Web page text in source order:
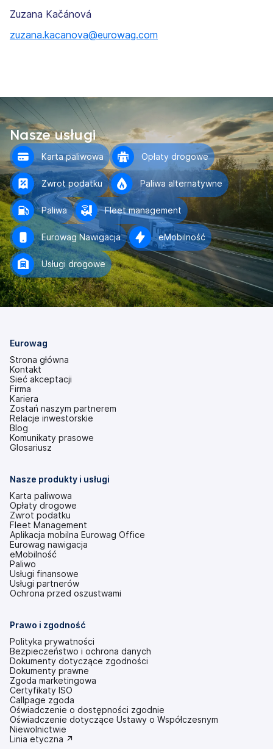
Zuzana Kačánová
zuzana.kacanova@eurowag.com
Nasze usługi
Karta paliwowa Opłaty drogowe
Zwrot podatku Paliwa alternatywne
Paliwa Fleet management
Eurowag Nawigacja eMobilność
Usługi drogowe
Eurowag
Strona główna
Kontakt
Sieć akceptacji
Firma
Kariera
Zostań naszym partnerem
Relacje inwestorskie
(otwiera
się
w
Blog
Komunikaty prasowe
Glosariusz
Nasze produkty i usługi
Karta paliwowa
Opłaty drogowe
Zwrot podatku
Fleet Management
Aplikacja mobilna Eurowag Office
Eurowag nawigacja
eMobilność
Paliwo
Usługi finansowe
Usługi partnerów
Ochrona przed oszustwami
Prawo i zgodność
Polityka prywatności
Bezpieczeństwo i ochrona danych
Dokumenty dotyczące zgodności
Dokumenty prawne
Zgoda marketingowa
Certyfikaty ISO
Callpage zgoda
Oświadczenie o dostępności zgodnie
(otwiera
się
w
Oświadczenie dotyczące Ustawy o Współczesnym
Niewolnictwie
(otwiera
Linia etyczna ↗